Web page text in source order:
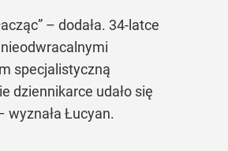
– dodała. 34-latce
nieodwracalnymi
specjalistyczną
dziennikarce udało się
wyznała Łucyan.